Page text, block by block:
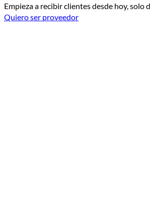
Empieza a recibir clientes desde hoy, solo
Quiero ser proveedor